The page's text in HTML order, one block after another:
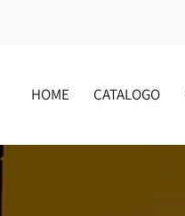
HOME CATALOGO